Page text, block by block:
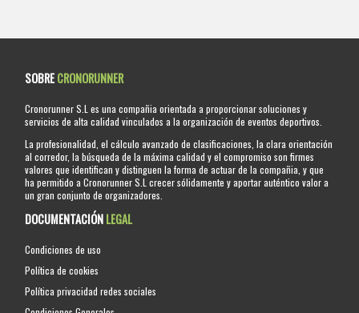
SOBRECRONORUNNER
Cronorunner S.L es una compañia orientada a proporcionar soluciones y
servicios de alta calidad vinculados a la organización de eventos deportivos.
La profesionalidad, el cálculo avanzado de clasificaciones, la clara orientación
al corredor, la búsqueda de la máxima calidad y el compromiso son firmes
valores que identifican y distinguen la forma de actuar de la compañia, y que
ha permitido a Cronorunner S.L crecer sólidamente y aportar auténtico valor a
un gran conjunto de organizadores.
DOCUMENTACIÓNLEGAL
Condiciones de uso
Política de cookies
Política privacidad redes sociales